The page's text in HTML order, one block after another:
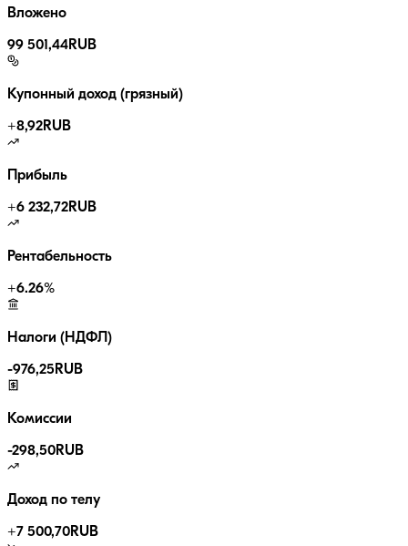
Вложено
99 501,44RUB
Купонный доход (грязный)
+8,92RUB
Прибыль
+6 232,72RUB
Рентабельность
+6.26%
Налоги (НДФЛ)
-976,25 RUB
Комиссии
-298,50RUB
Доход по телу
+7 500,70RUB